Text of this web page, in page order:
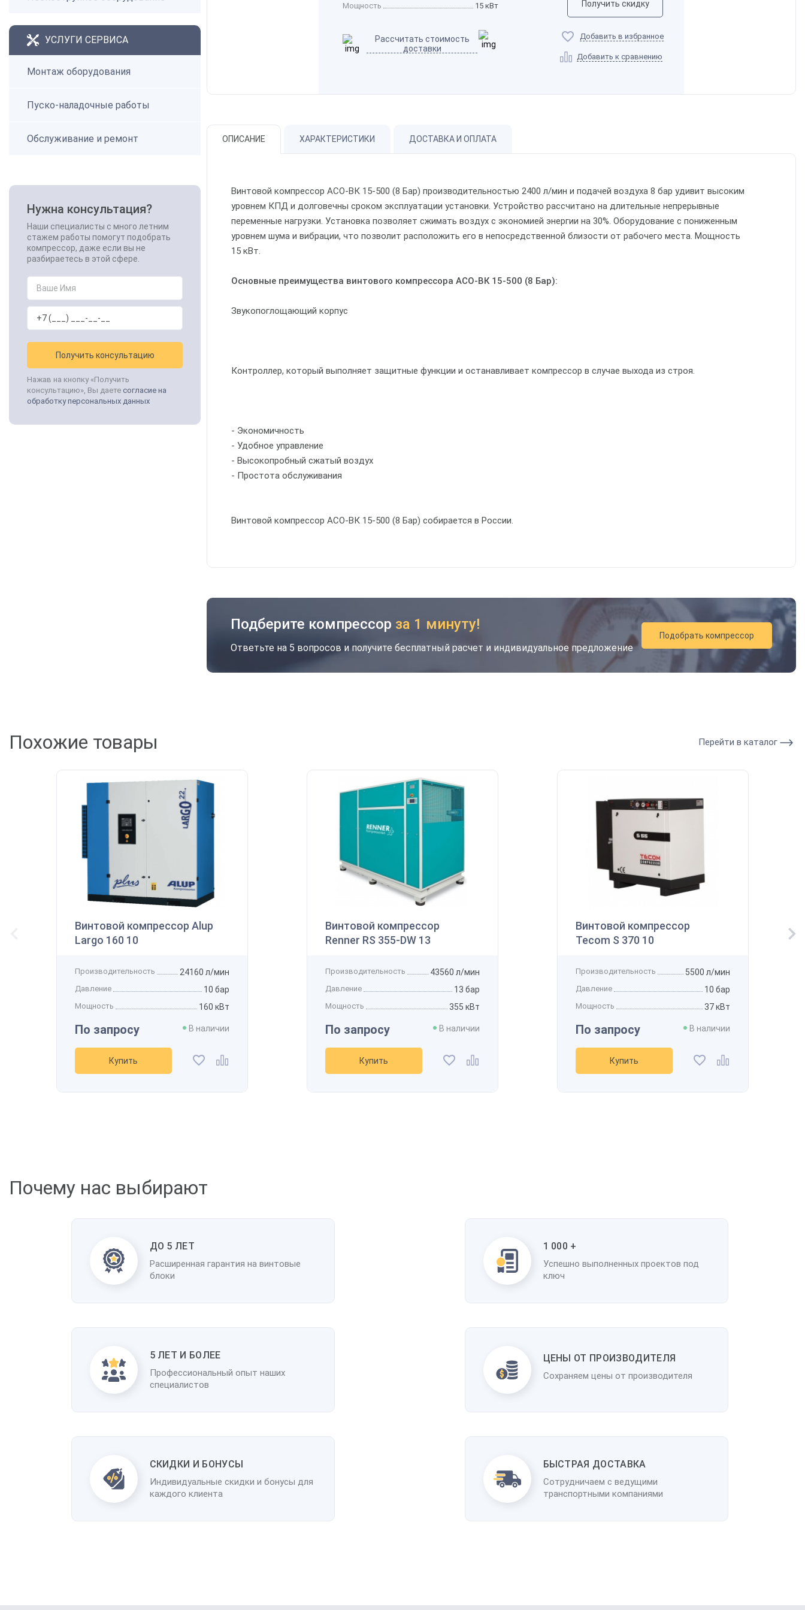
УСЛУГИ СЕРВИСА
Монтаж оборудования
Пуско-наладочные работы
Обслуживание и ремонт
Нужна консультация?
Наши специалисты с много летним
стажем работы помогут подобрать
компрессор, даже если вы не
разбираетесь в этой сфере.
Получить консультацию
Нажав на кнопку «Получить
консультацию», Вы даете согласие на
обработку персональных данных
Мощность 15 кВт
Рассчитать стоимость
доставки
Получить скидку
Добавить в избранное
Добавить к сравнению
ОПИСАНИЕ ХАРАКТЕРИСТИКИ ДОСТАВКА И ОПЛАТА
Винтовой компрессор АСО-ВК 15-500 (8 Бар) производительностью 2400 л/мин и подачей воздуха 8 бар удивит высоким
уровнем КПД и долговечны сроком эксплуатации установки. Устройство рассчитано на длительные непрерывные
переменные нагрузки. Установка позволяет сжимать воздух с экономией энергии на 30%. Оборудование с пониженным
уровнем шума и вибрации, что позволит расположить его в непосредственной близости от рабочего места. Мощность
15 кВт.
Основные преимущества винтового компрессора АСО-ВК 15-500 (8 Бар):
Звукопоглощающий корпус
Контроллер, который выполняет защитные функции и останавливает компрессор в случае выхода из строя.
- Экономичность
- Удобное управление
- Высокопробный сжатый воздух
- Простота обслуживания
Винтовой компрессор АСО-ВК 15-500 (8 Бар) собирается в России.
Подберите компрессор за 1 минуту!
Ответьте на 5 вопросов и получите бесплатный расчет и индивидуальное предложение
Подобрать компрессор
Похожие товары Перейти в каталог
Винтовой компрессор Alup
Largo 160 10
Производительность 24160 л/мин
Давление 10 бар
Мощность 160 кВт
По запросу В наличии
Купить
Винтовой компрессор
Renner RS 355-DW 13
Производительность 43560 л/мин
Давление 13 бар
Мощность 355 кВт
По запросу В наличии
Купить
Винтовой компрессор
Tecom S 370 10
Производительность 5500 л/мин
Давление 10 бар
Мощность 37 кВт
По запросу В наличии
Купить
Почему нас выбирают
ДО 5 ЛЕТ
Расширенная гарантия на винтовые
блоки
1 000 +
Успешно выполненных проектов под
ключ
5 ЛЕТ И БОЛЕЕ
Профессиональный опыт наших
специалистов
ЦЕНЫ ОТ ПРОИЗВОДИТЕЛЯ
Сохраняем цены от производителя
CКИДКИ И БОНУСЫ
Индивидуальные скидки и бонусы для
каждого клиента
БЫСТРАЯ ДОСТАВКА
Сотрудничаем с ведущими
транспортными компаниями
Скидка будет забронирована на введенный
вами номер в течение 30 дней
Ваш номер телефона
145 122 ₽
Напряжение